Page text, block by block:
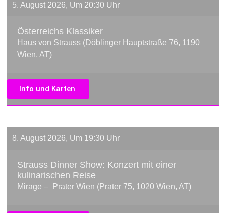
5. August 2026, Um 20:30 Uhr
Österreichs Klassiker
Haus von Strauss (Döblinger Hauptstraße 76, 1190
Wien, AT)
Info und Karten
8. August 2026, Um 19:30 Uhr
Strauss Dinner Show: Konzert mit einer
kulinarischen Reise
Mirage – Prater Wien (Prater 75, 1020 Wien, AT)